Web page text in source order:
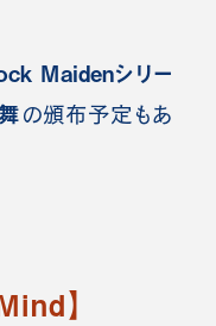
Maidenシリー
の頒布予定もあ
】